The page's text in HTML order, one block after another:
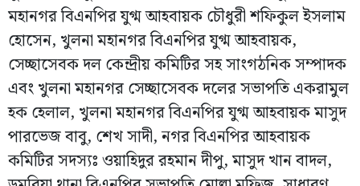
মহানগর বিএনপির যুগ্ম আহবায়ক চৌধুরী শফিকুল ইসলাম
হোসেন, খুলনা মহানগর বিএনপির যুগ্ম আহবায়ক,
সেচ্ছাসেবক দল কেন্দ্রীয় কমিটির সহ সাংগঠনিক সম্পাদক
এবং খুলনা মহানগর সেচ্ছাসেবক দলের সভাপতি একরামুল
হক হেলাল, খুলনা মহানগর বিএনপির যুগ্ম আহবায়ক মাসুদ
পারভেজ বাবু, শেখ সাদী, নগর বিএনপির আহবায়ক
কমিটির সদস্যঃ ওয়াহিদুর রহমান দীপু, মাসুদ খান বাদল,